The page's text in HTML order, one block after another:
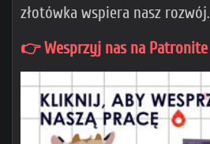
złotówka wspiera nasz rozwój.
👉 Wesprzyj nas na Patronite